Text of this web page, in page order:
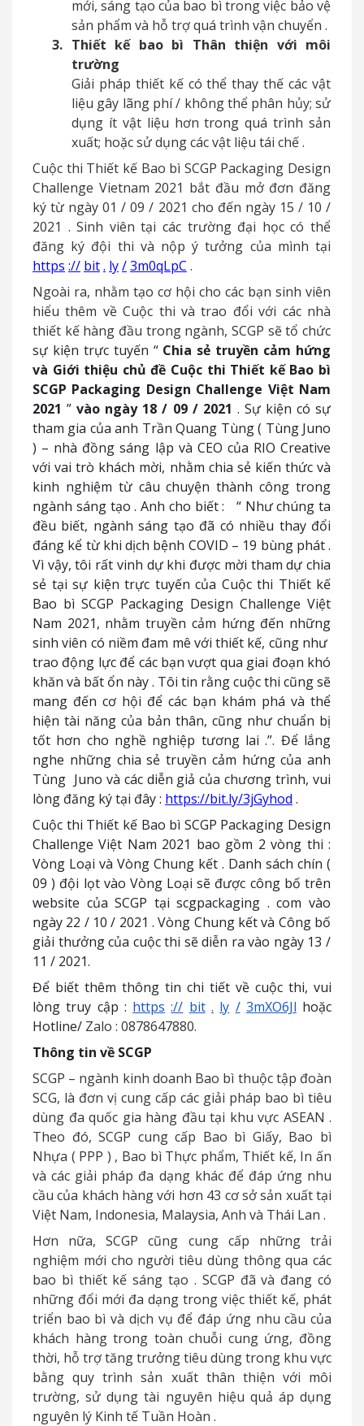
mới, sáng tạo của bao bì trong việc bảo vệ
sản phẩm và hỗ trợ quá trình vận chuyển .
3. Thiết kế bao bì Thân thiện với môi
trường
Giải pháp thiết kế có thể thay thế các vật
liệu gây lãng phí/ không thể phân hủy; sử
dụng ít vật liệu hơn trong quá trình sản
xuất; hoặc sử dụng các vật liệu tái chế.
Cuộc thi Thiết kế Bao bì SCGP Packaging Design
Challenge Vietnam 2021 bắt đầu mở đơn đăng
ký từ ngày 01 / 09 / 2021 cho đến ngày 15 / 10 /
2021 .Sinh viên tại các trường đại học có thể
đăng ký đội thi và nộp ý tưởng của mình tại
https :// bit. ly/3m0qLpC .
Ngoài ra, nhằm tạo cơ hội cho các bạn sinh viên
hiểu thêm về Cuộc thi và trao đổi với các nhà
thiết kế hàng đầu trong ngành, SCGP sẽ tổ chức
sự kiện trực tuyến “ Chia sẻ truyền cảm hứng
và Giới thiệu chủ đề Cuộc thi Thiết kế Bao bì
SCGP Packaging Design Challenge Việt Nam
2021 ”vào ngày 18 / 09 / 2021 . Sự kiện có sự
tham gia của anh Trần Quang Tùng( Tùng Juno
) – nhà đồng sáng lập và CEO của RIO Creative
với vai trò khách mời, nhằm chia sẻ kiến thức và
kinh nghiệm từ câu chuyện thành công trong
ngành sáng tạo .Anh cho biết : “ Như chúng ta
đều biết, ngành sáng tạo đã có nhiều thay đổi
đáng kể từ khi dịch bệnh COVID – 19 bùng phát.
Vì vậy, tôi rất vinh dự khi được mời tham dự chia
sẻ tại sự kiện trực tuyến của Cuộc thi Thiết kế
Bao bì SCGP Packaging Design Challenge Việt
Nam 2021, nhằm truyền cảm hứng đến những
sinh viên có niềm đam mê với thiết kế, cũng như
trao động lực để các bạn vượt qua giai đoạn khó
khăn và bất ổn này. Tôi tin rằng cuộc thi cũng sẽ
mang đến cơ hội để các bạn khám phá và thể
hiện tài năng của bản thân, cũng như chuẩn bị
tốt hơn cho nghề nghiệp tương lai .”. Để lắng
nghe những chia sẻ truyền cảm hứng của anh
Tùng Juno và các diễn giả của chương trình, vui
lòng đăng ký tại đây: https://bit.ly/3jGyhod .
Cuộc thi Thiết kế Bao bì SCGP Packaging Design
Challenge Việt Nam 2021 bao gồm 2 vòng thi :
Vòng Loại và Vòng Chung kết . Danh sách chín(
09 ) đội lọt vào Vòng Loại sẽ được công bố trên
website của SCGP tại scgpackaging . com vào
ngày 22 / 10 / 2021 .Vòng Chung kết và Công bố
giải thưởng của cuộc thi sẽ diễn ra vào ngày 13 /
11 / 2021.
Để biết thêm thông tin chi tiết về cuộc thi, vui
lòng truy cập : https :// bit . ly / 3mXO6Jl hoặc
Hotline/ Zalo : 0878647880.
Thông tin về SCGP
SCGP – ngành kinh doanh Bao bì thuộc tập đoàn
SCG, là đơn vị cung cấp các giải pháp bao bì tiêu
dùng đa quốc gia hàng đầu tại khu vực ASEAN .
Theo đó, SCGP cung cấp Bao bì Giấy, Bao bì
Nhựa ( PPP ) , Bao bì Thực phẩm, Thiết kế, In ấn
và các giải pháp đa dạng khác để đáp ứng nhu
cầu của khách hàng với hơn 43 cơ sở sản xuất tại
Việt Nam, Indonesia, Malaysia, Anh và Thái Lan .
Hơn nữa, SCGP cũng cung cấp những trải
nghiệm mới cho người tiêu dùng thông qua các
bao bì thiết kế sáng tạo . SCGP đã và đang có
những đổi mới đa dạng trong việc thiết kế, phát
triển bao bì và dịch vụ để đáp ứng nhu cầu của
khách hàng trong toàn chuỗi cung ứng, đồng
thời, hỗ trợ tăng trưởng tiêu dùng trong khu vực
bằng quy trình sản xuất thân thiện với môi
trường, sử dụng tài nguyên hiệu quả áp dụng
nguyên lý Kinh tế Tuần Hoàn .